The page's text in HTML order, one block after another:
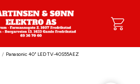
/ Panasonic 40" LED TV-40S55AEZ